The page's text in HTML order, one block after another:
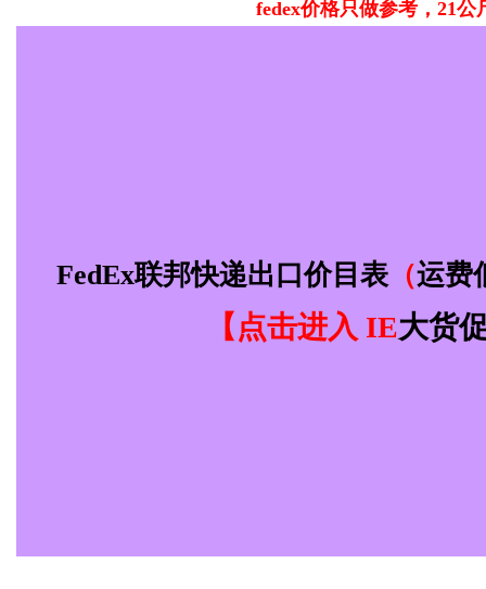
fedex价格只做参考，21公
FedEx联邦快递出口价目表（运费
【点击进入 IE大货